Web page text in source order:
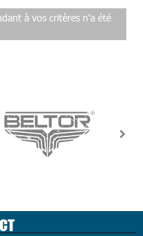
à vos critères n'a été